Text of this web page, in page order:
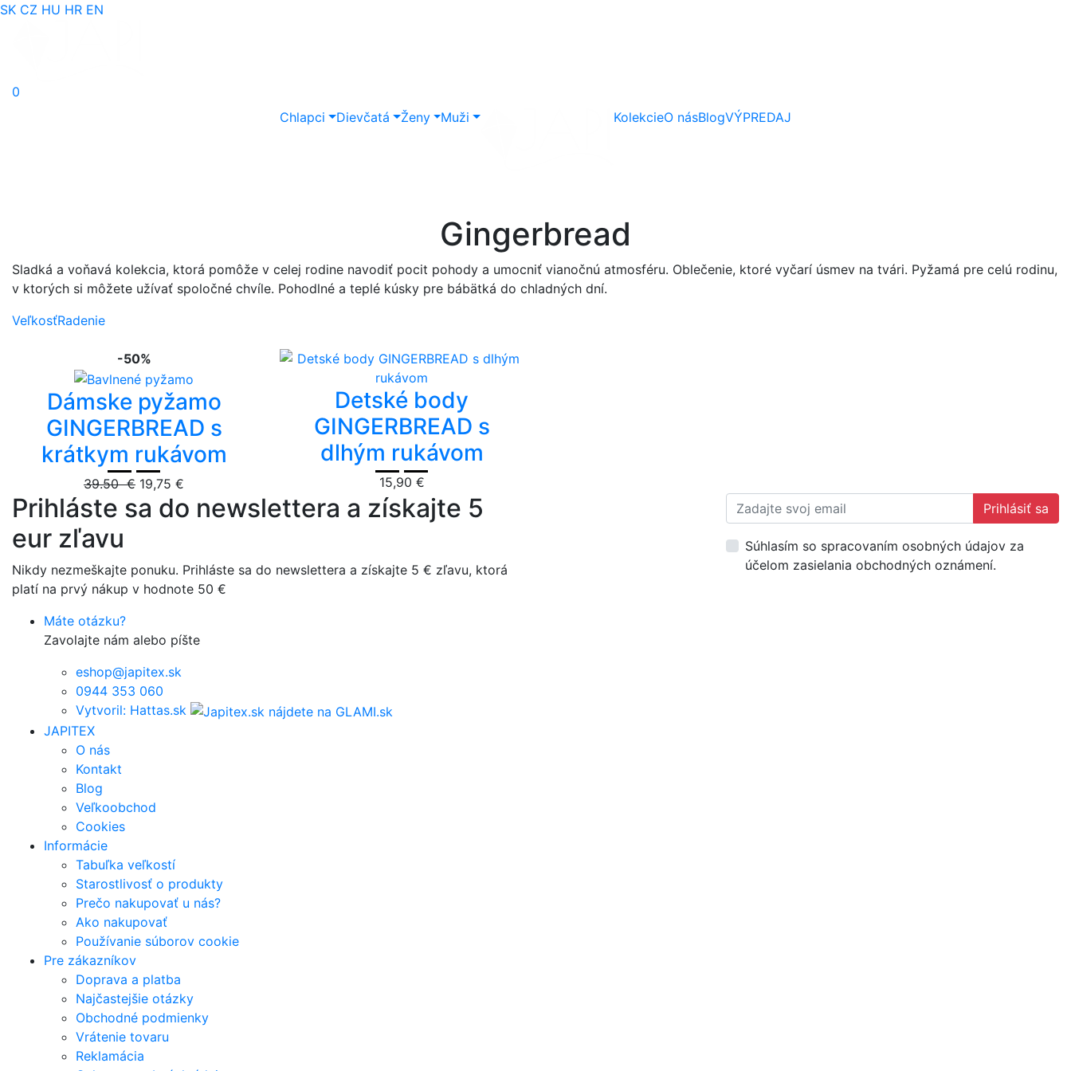
SK CZ HU HR EN
0
Chlapci
Dievčatá Ženy Muži KolekcieO násBlogVÝPREDAJ
Gingerbread
Sladká a voňavá kolekcia, ktorá pomôže v celej rodine navodiť pocit pohody a umocniť vianočnú atmosféru. Oblečenie, ktoré vyčarí úsmev na tvári. Pyžamá pre celú rodinu,
v ktorých si môžete užívať spoločné chvíle. Pohodlné a teplé kúsky pre bábätká do chladných dní.
VeľkosťRadenie
-50%
Dámske pyžamo
GINGERBREAD s
krátkym rukávom
39.50 € 19,75 €
Detské body
GINGERBREAD s
dlhým rukávom
15,90 €
Prihláste sa do newslettera a získajte 5
eur zľavu
Nikdy nezmeškajte ponuku. Prihláste sa do newslettera a získajte 5 € zľavu, ktorá
platí na prvý nákup v hodnote 50 €
Prihlásiť sa
Súhlasím so spracovaním osobných údajov za
účelom zasielania obchodných oznámení.
Máte otázku?
Zavolajte nám alebo píšte
eshop@japitex.sk
0944 353 060
Vytvoril: Hattas.sk
JAPITEX
O nás
Kontakt
Blog
Veľkoobchod
Cookies
Informácie
Tabuľka veľkostí
Starostlivosť o produkty
Prečo nakupovať u nás?
Ako nakupovať
Používanie súborov cookie
Pre zákazníkov
Doprava a platba
Najčastejšie otázky
Obchodné podmienky
Vrátenie tovaru
Reklamácia